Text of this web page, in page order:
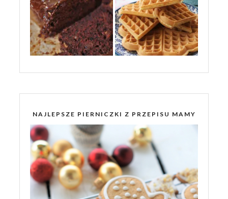
NAJLEPSZE PIERNICZKI Z PRZEPISU MAMY